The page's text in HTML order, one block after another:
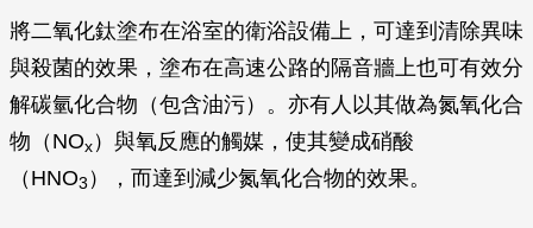
將二氧化鈦塗布在浴室的衛浴設備上，可達到清除異味
與殺菌的效果，塗布在高速公路的隔音牆上也可有效分
解碳氫化合物（包含油污）。亦有人以其做為氮氧化合
物（NOx ）與氧反應的觸媒，使其變成硝酸
（HNO3 ），而達到減少氮氧化合物的效果。